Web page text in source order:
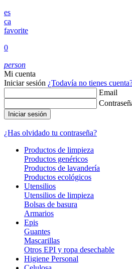
es
ca
favorite
0
person
Mi cuenta
Iniciar sesión ¿Todavía no tienes
Email
Iniciar sesión
¿Has olvidado tu contraseña?
Productos de limpieza
Productos genéricos
Productos de lavandería
Productos ecológicos
Utensilios
Utensilios de limpieza
Bolsas de basura
Armarios
Epis
Guantes
Mascarillas
Otros EPI y ropa desechable
Higiene Personal